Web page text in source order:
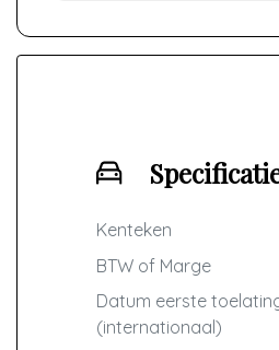
Kenteken
BTW of Marge
Datum eerste
(internationaal)